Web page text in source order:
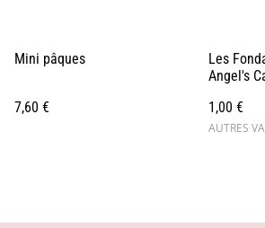
Mini pâques
7,60 €
Les
Angel's
1,00 €
AUTRES